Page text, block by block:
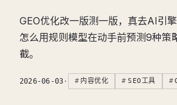
GEO优化改一版测一版，真去AI引
怎么用规则模型在动手前预测9种策
截。
2026-06-03 · 内容优化 SEO工具